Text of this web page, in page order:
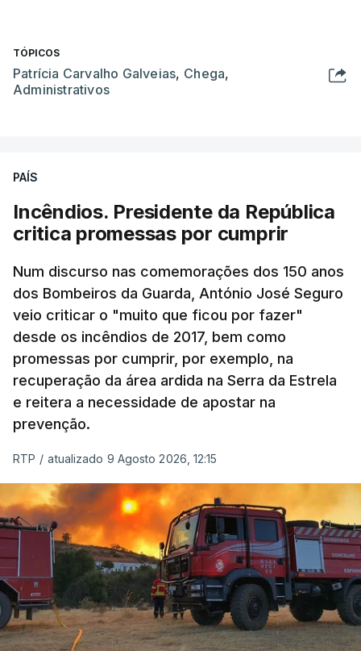
TÓPICOS
Patrícia Carvalho Galveias, Chega,
Administrativos
PAÍS
Incêndios. Presidente da República
critica promessas por cumprir
Num discurso nas comemorações dos 150 anos
dos Bombeiros da Guarda, António José Seguro
veio criticar o "muito que ficou por fazer"
desde os incêndios de 2017, bem como
promessas por cumprir, por exemplo, na
recuperação da área ardida na Serra da Estrela
e reitera a necessidade de apostar na
prevenção.
RTP / atualizado 9 Agosto 2026, 12:15